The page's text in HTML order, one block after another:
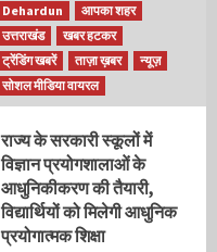
Dehardun
आपका शहर
उत्तराखंड
खबर हटकर
ट्रेंडिंग खबरें
ताज़ा ख़बर
न्यूज़
सोशल मीडिया वायरल
राज्य के सरकारी स्कूलों में
विज्ञान प्रयोगशालाओं के
आधुनिकीकरण की तैयारी,
विद्यार्थियों को मिलेगी आधुनिक
प्रयोगात्मक शिक्षा